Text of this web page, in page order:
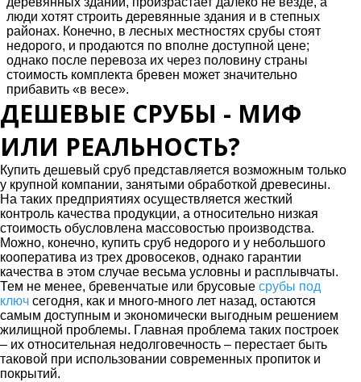
люди хотят строить деревянные здания и в степных
районах. Конечно, в лесных местностях срубы стоят
недорого, и продаются по вполне доступной цене;
однако после перевоза их через половину страны
стоимость комплекта бревен может значительно
прибавить «в весе».
ДЕШЕВЫЕ СРУБЫ - МИФ
ИЛИ РЕАЛЬНОСТЬ?
Купить дешевый сруб представляется возможным только
у крупной компании, занятыми обработкой древесины.
На таких предприятиях осуществляется жесткий
контроль качества продукции, а относительно низкая
стоимость обусловлена массовостью производства.
Можно, конечно, купить сруб недорого и у небольшого
кооператива из трех дровосеков, однако гарантии
качества в этом случае весьма условны и расплывчаты.
Тем не менее, бревенчатые или брусовые срубы под
ключ сегодня, как и много-много лет назад, остаются
самым доступным и экономически выгодным решением
жилищной проблемы. Главная проблема таких построек
– их относительная недолговечность – перестает быть
таковой при использовании современных пропиток и
покрытий.